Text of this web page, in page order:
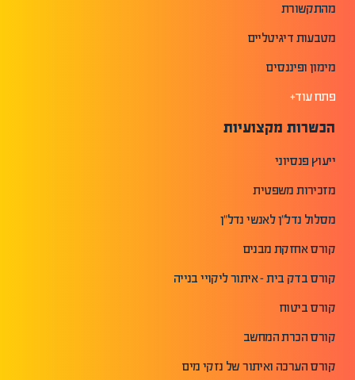
מהתקשורת
מטבעות דיגיטליים
מימון ופיננסים
פתח עוד+
הכשרות מקצועיות
ייעוץ פנסיוני
מזכירות משפטית
מסלול נדל"ן לאנשי נדל"ן
קורס אחזקת מבנים
קורס בדק בית - איתור ליקויי בנייה
קורס ביטוח
קורס הכרת המחשב
קורס הערכה ואיתור של נזקי מים